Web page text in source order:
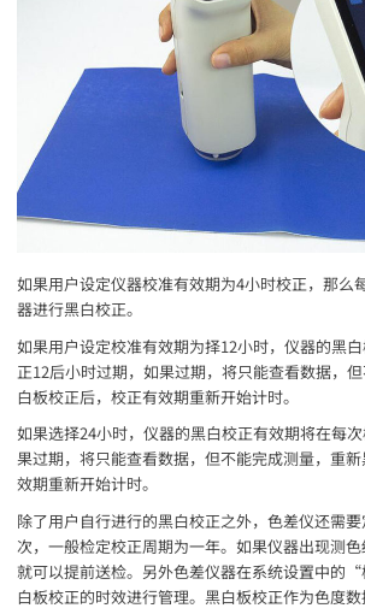
如果用户设定仪器校准有效期为4小时校正，那么
器进行黑白校正。
如果用户设定校准有效期为择12小时，仪器的黑
正12后小时过期，如果过期，将只能查看数据，
白板校正后，校正有效期重新开始计时。
如果选择24小时，仪器的黑白校正有效期将在每
果过期，将只能查看数据，但不能完成测量，重
效期重新开始计时。
除了用户自行进行的黑白校正之外，色差仪还需
次，一般检定校正周期为一年。如果仪器出现测色
就可以提前送检。另外色差仪器在系统设置中的
白板校正的时效进行管理。黑白板校正作为色度